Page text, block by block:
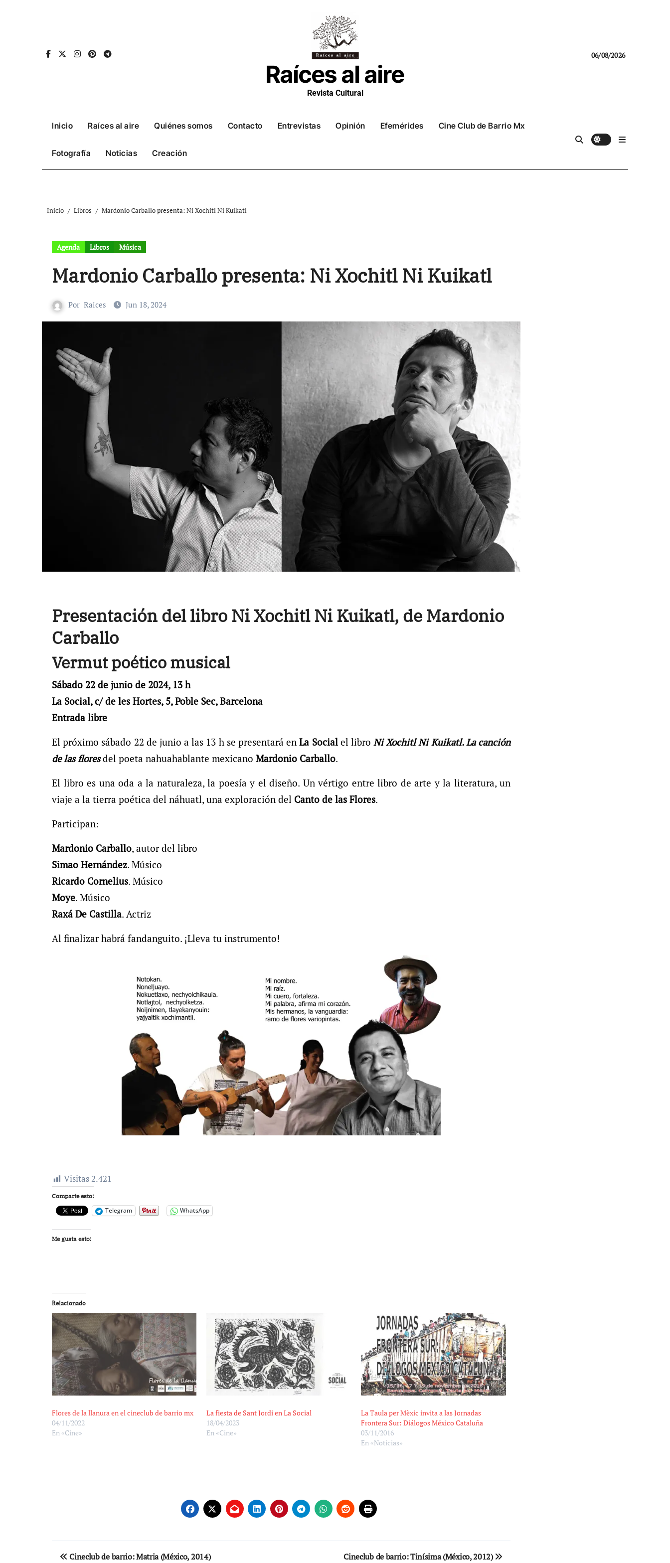
Raíces al aire
Revista Cultural
06/08/2026
Inicio Raíces al aire Quiénes somos Contacto Entrevistas Opinión Efemérides Cine Club de Barrio Mx
Fotografía Noticias Creación
Inicio Libros Mardonio Carballo presenta: Ni Xochitl Ni Kuikatl
Agenda Libros Música
Mardonio Carballo presenta: Ni Xochitl Ni Kuikatl
Por Raices Jun 18, 2024
Presentación del libro Ni Xochitl Ni Kuikatl, de Mardonio
Carballo
Vermut poético musical
Sábado 22 de junio de 2024, 13 h
La Social, c/ de les Hortes, 5, Poble Sec, Barcelona
Entrada libre
El próximo sábado 22 de junio a las 13 h se presentará enLa Socialel libro Ni Xochitl Ni Kuikatl. La canción
de las floresdel poeta nahuahablante mexicano Mardonio Carballo.
El libro es una oda a la naturaleza, la poesía y el diseño. Un vértigo entre libro de arte y la literatura, un
viaje a la tierra poética del náhuatl, una exploración del Canto de las Flores.
Participan:
Mardonio Carballo, autor del libro
Simao Hernández. Músico
Ricardo Cornelius. Músico
Moye. Músico
Raxá De Castilla. Actriz
Al finalizar habrá fandanguito. ¡Lleva tu instrumento!
Visitas 2.421
Comparte esto:
Telegram WhatsApp
Me gusta esto:
Relacionado
Flores de la llanura en el cineclub de barrio mx
04/11/2022
En «Cine»
La fiesta de Sant Jordi en La Social
18/04/2023
En «Cine»
La Taula per Mèxic invita a las Jornadas
Frontera Sur: Diálogos México Cataluña
03/11/2016
En «Noticias»
Navegación
Cineclub de barrio: Matria (México, 2014) Cineclub de barrio: Tinísima (México, 2012)